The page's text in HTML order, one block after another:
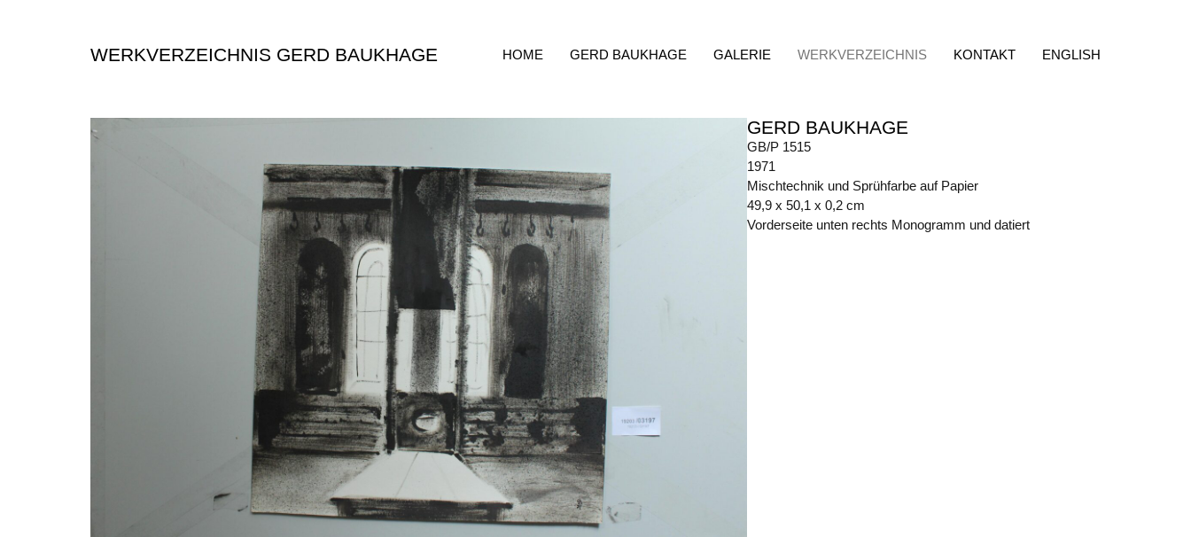
WERKVERZEICHNIS GERD BAUKHAGE HOME GERD BAUKHAGE GALERIE WERKVERZEICHNIS KONTAKT ENGLISH
GERD BAUKHAGE
GB/P 1515
1971
Mischtechnik und Sprühfarbe auf Papier
49,9 x 50,1 x 0,2 cm
Vorderseite unten rechts Monogramm und datiert